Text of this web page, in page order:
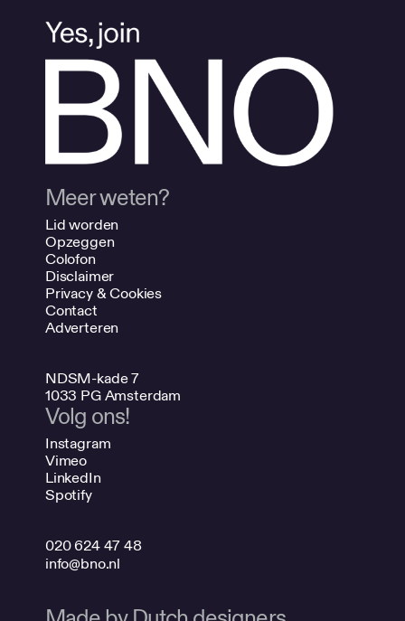
Meer weten?
Lid worden
Opzeggen
Colofon
Disclaimer
Privacy & Cookies
Contact
Adverteren
NDSM-kade 7
1033 PG Amsterdam
Volg ons!
Instagram
Vimeo
LinkedIn
Spotify
020 624 47 48
info@bno.nl